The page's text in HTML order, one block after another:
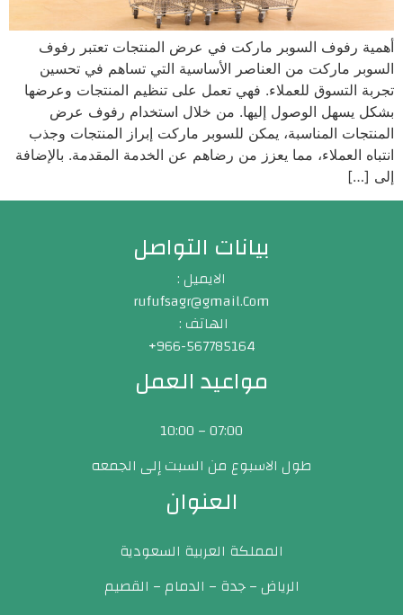
أهمية رفوف السوبر ماركت في عرض المنتجات تعتبر رفوف
السوبر ماركت من العناصر الأساسية التي تساهم في تحسين
تجربة التسوق للعملاء. فهي تعمل على تنظيم المنتجات وعرضها
بشكل يسهل الوصول إليها. من خلال استخدام رفوف عرض
المنتجات المناسبة، يمكن للسوبر ماركت إبراز المنتجات وجذب
انتباه العملاء، مما يعزز من رضاهم عن الخدمة المقدمة. بالإضافة
إلى […]
بيانات التواصل
الايميل :
rufufsagr@gmail.Com
الهاتف :
966-567785164+
مواعيد العمل
07:00 – 10:00
طول الاسبوع من السبت إلى الجمعه
العنوان
المملكة العربية السعودية
الرياض – جدة – الدمام – القصيم